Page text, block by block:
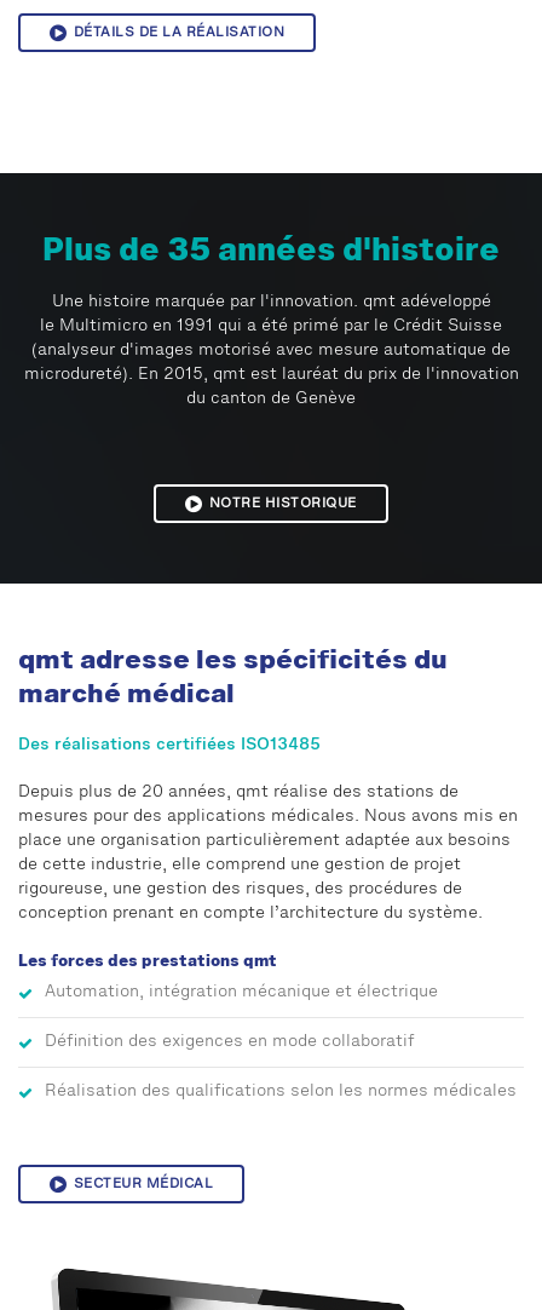
DÉTAILS DE LA RÉALISATION
Plus de 35 années d'histoire
Une histoire marquée par l'innovation. qmt adéveloppé
le Multimicro en 1991 qui a été primé par le Crédit Suisse
(analyseur d'images motorisé avec mesure automatique de
microdureté). En 2015, qmt est lauréat du prix de l'innovation
du canton de Genève
NOTRE HISTORIQUE
qmt adresse les spécificités du
marché médical
Des réalisations certifiées ISO13485
Depuis plus de 20 années, qmt réalise des stations de
mesures pour des applications médicales. Nous avons mis en
place une organisation particulièrement adaptée aux besoins
de cette industrie, elle comprend une gestion de projet
rigoureuse, une gestion des risques, des procédures de
conception prenant en compte l’architecture du système.
Les forces des prestations qmt
Automation, intégration mécanique et électrique
Définition des exigences en mode collaboratif
Réalisation des qualifications selon les normes médicales
SECTEUR MÉDICAL